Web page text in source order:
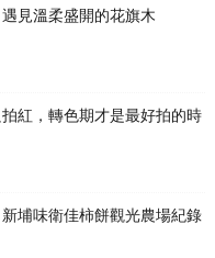
見溫柔盛開的花旗木
紅，轉色期才是最好拍的時
埔味衛佳柿餅觀光農場紀錄